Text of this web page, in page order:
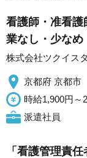
看護師・准看
業なし・少なめ
株式会社ツクイス
京都府 京都市
時給1,900円～
派遣社員
「看護管理責